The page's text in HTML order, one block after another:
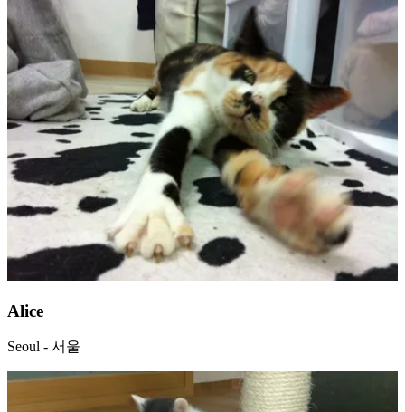
Alice
Seoul - 서울